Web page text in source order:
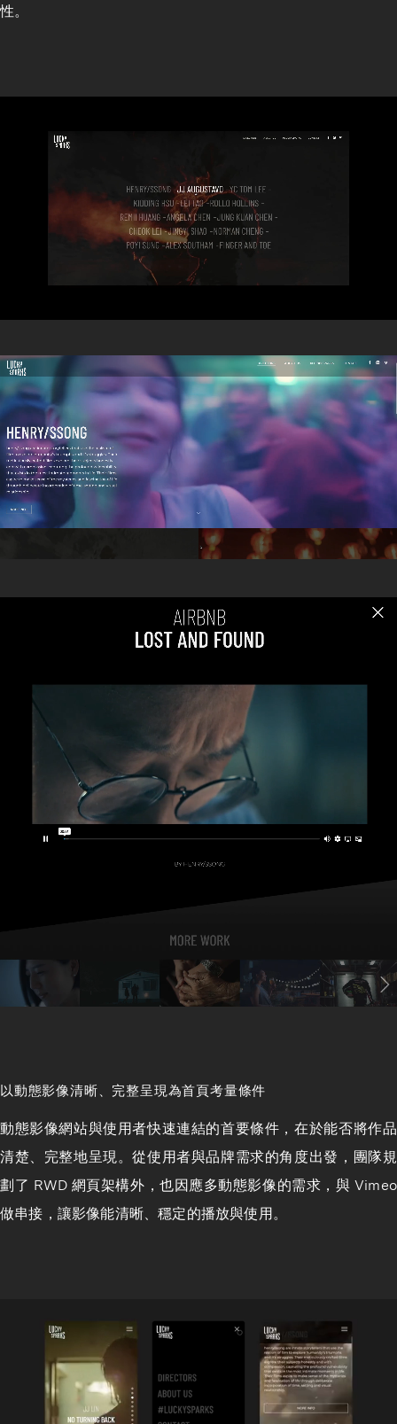
性。
以動態影像清晰、完整呈現為首頁考量條件
動態影像網站與使用者快速連結的首要條件，在於能否將作品
清楚、完整地呈現。從使用者與品牌需求的角度出發，團隊規
劃了 RWD 網頁架構外，也因應多動態影像的需求，與 Vimeo
做串接，讓影像能清晰、穩定的播放與使用。